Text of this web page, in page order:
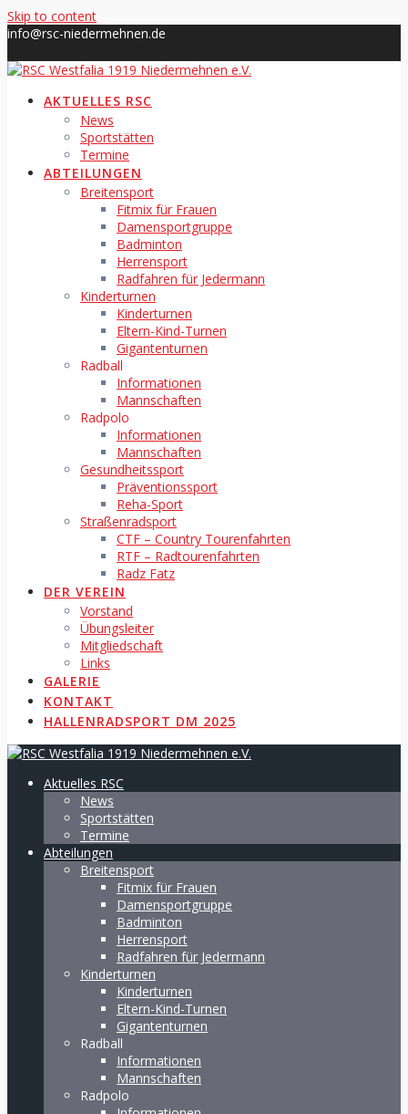
Skip to content
info@rsc-niedermehnen.de
AKTUELLES RSC
News
Sportstätten
Termine
ABTEILUNGEN
Breitensport
Fitmix für Frauen
Damensportgruppe
Badminton
Herrensport
Radfahren für Jedermann
Kinderturnen
Kinderturnen
Eltern-Kind-Turnen
Gigantenturnen
Radball
Informationen
Mannschaften
Radpolo
Informationen
Mannschaften
Gesundheitssport
Präventionssport
Reha-Sport
Straßenradsport
CTF – Country Tourenfahrten
RTF – Radtourenfahrten
Radz Fatz
DER VEREIN
Vorstand
Übungsleiter
Mitgliedschaft
Links
GALERIE
KONTAKT
HALLENRADSPORT DM 2025
Aktuelles RSC
News
Sportstätten
Termine
Abteilungen
Breitensport
Fitmix für Frauen
Damensportgruppe
Badminton
Herrensport
Radfahren für Jedermann
Kinderturnen
Kinderturnen
Eltern-Kind-Turnen
Gigantenturnen
Radball
Informationen
Mannschaften
Radpolo